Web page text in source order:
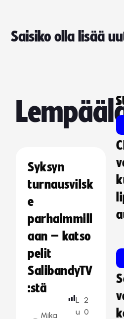
Saisiko olla lisää
Syksyn
turnausvilsk
e
parhaimmill
aan – katso
pelit
SalibandyTV
:stä
Mika
L
u
2
0